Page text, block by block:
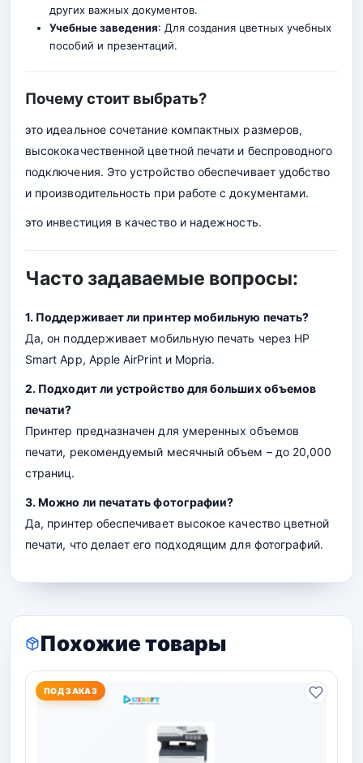
других важных документов.
Учебные заведения: Для создания цветных учебных
пособий и презентаций.
Почему стоит выбрать?
это идеальное сочетание компактных размеров,
высококачественной цветной печати и беспроводного
подключения. Это устройство обеспечивает удобство
и производительность при работе с документами.
это инвестиция в качество и надежность.
Часто задаваемые вопросы:
1. Поддерживает ли принтер мобильную печать?
Да, он поддерживает мобильную печать через HP
Smart App, Apple AirPrint и Mopria.
2. Подходит ли устройство для больших объемов
печати?
Принтер предназначен для умеренных объемов
печати, рекомендуемый месячный объем – до 20,000
страниц.
3. Можно ли печатать фотографии?
Да, принтер обеспечивает высокое качество цветной
печати, что делает его подходящим для фотографий.
Похожие товары
ПОД ЗАКАЗ